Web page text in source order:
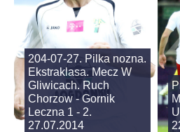
204-07-27. Pilka nozna.
Ekstraklasa. Mecz W
Gliwicach. Ruch
Chorzow - Gornik
Leczna 1 - 2.
27.07.2014